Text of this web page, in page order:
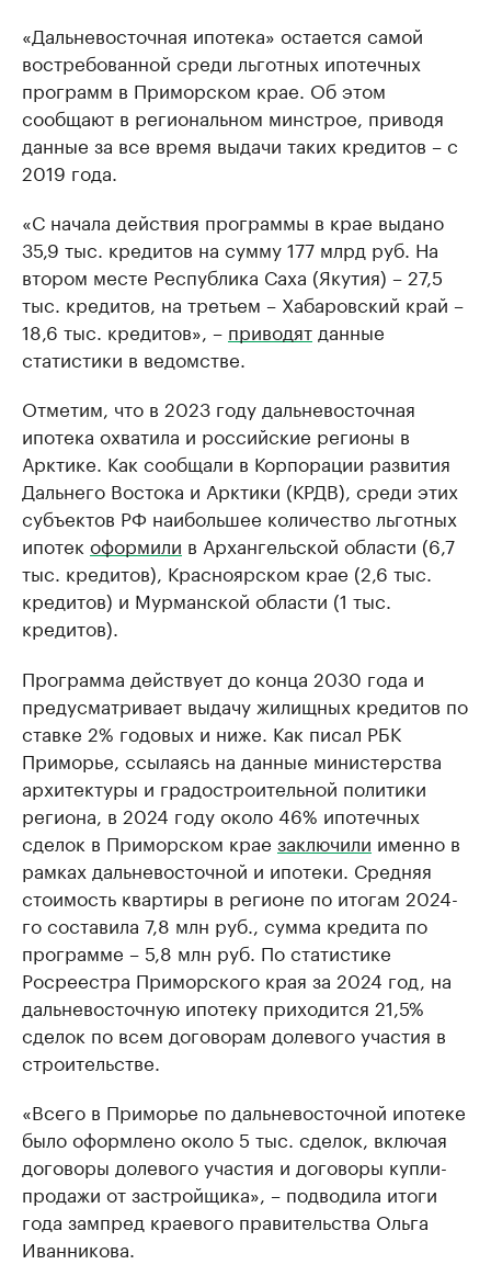
«Дальневосточная ипотека» остается самой
востребованной среди льготных ипотечных
программ в Приморском крае. Об этом
сообщают в региональном минстрое, приводя
данные за все время выдачи таких кредитов – с
2019 года.
«С начала действия программы в крае выдано
35,9 тыс. кредитов на сумму 177 млрд руб. На
втором месте Республика Саха (Якутия) – 27,5
тыс. кредитов, на третьем – Хабаровский край –
18,6 тыс. кредитов», – приводят данные
статистики в ведомстве.
Отметим, что в 2023 году дальневосточная
ипотека охватила и российские регионы в
Арктике. Как сообщали в Корпорации развития
Дальнего Востока и Арктики (КРДВ), среди этих
субъектов РФ наибольшее количество льготных
ипотек оформили в Архангельской области (6,7
тыс. кредитов), Красноярском крае (2,6 тыс.
кредитов) и Мурманской области (1 тыс.
кредитов).
Программа действует до конца 2030 года и
предусматривает выдачу жилищных кредитов по
ставке 2% годовых и ниже. Как писал РБК
Приморье, ссылаясь на данные министерства
архитектуры и градостроительной политики
региона, в 2024 году около 46% ипотечных
сделок в Приморском крае заключили именно в
рамках дальневосточной и ипотеки. Средняя
стоимость квартиры в регионе по итогам 2024-
го составила 7,8 млн руб., сумма кредита по
программе – 5,8 млн руб. По статистике
Росреестра Приморского края за 2024 год, на
дальневосточную ипотеку приходится 21,5%
сделок по всем договорам долевого участия в
строительстве.
«Всего в Приморье по дальневосточной ипотеке
было оформлено около 5 тыс. сделок, включая
договоры долевого участия и договоры купли-
продажи от застройщика», – подводила итоги
года зампред краевого правительства Ольга
Иванникова.